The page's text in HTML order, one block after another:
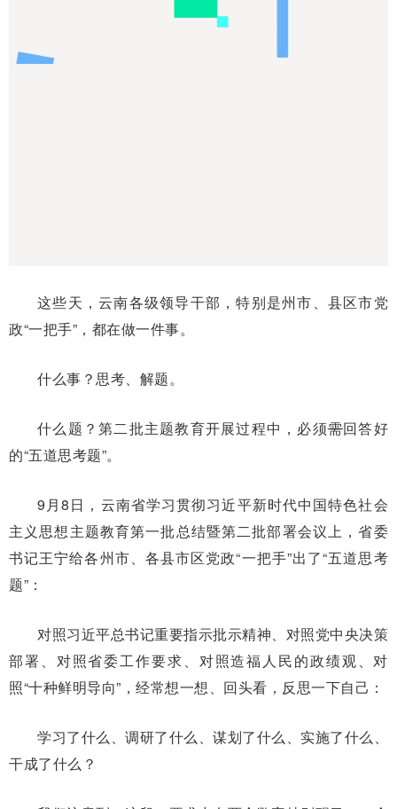
这些天，云南各级领导干部，特别是州市、县区市党
政“一把手”，都在做一件事。
什么事？思考、解题。
什么题？第二批主题教育开展过程中，必须需回答好
的“五道思考题”。
9月8日，云南省学习贯彻习近平新时代中国特色社会
主义思想主题教育第一批总结暨第二批部署会议上，省委
书记王宁给各州市、各县市区党政“一把手”出了“五道思考
题”：
对照习近平总书记重要指示批示精神、对照党中央决策
部署、对照省委工作要求、对照造福人民的政绩观、对
照“十种鲜明导向”，经常想一想、回头看，反思一下自己：
学习了什么、调研了什么、谋划了什么、实施了什么、
干成了什么？